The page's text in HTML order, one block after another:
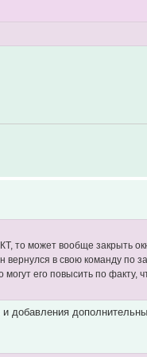
то может вообще закрыть
в свою команду по
его повысить по факту,
добавления